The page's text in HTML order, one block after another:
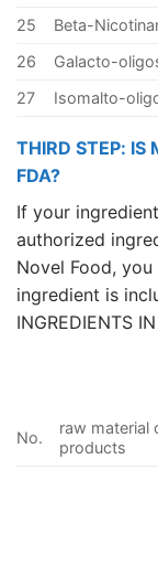
25
Beta-
26
Galacto-
27
Isomalto-
THIRD STEP: IS
FDA?
If your
authorized
Novel Food,
ingredient is
INGREDIENTS
No.
raw material
products